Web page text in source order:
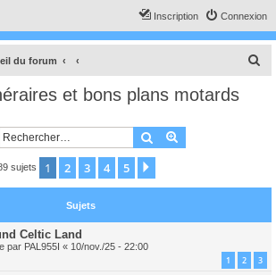
Connexion
Inscription
du forum
c
r
et bons plans motards
Rechercher
sujets 1 2 3 4 5
Sujets
Celtic Land
par PAL955I « 10/nov./25 - 22:00
1 2 3